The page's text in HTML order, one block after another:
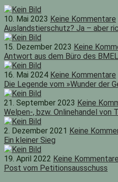
10. Mai 2023 Keine Kommentare
Auslandstierschutz? Ja – aber
15. Dezember 2023 Keine
Antwort aus dem Büro des BMEL
16. Mai 2024 Keine Kommentare
Die Legende vom »Wunder der
21. September 2023 Keine
Welpen-, bzw. Onlinehandel von
2. Dezember 2021 Keine
Ein kleiner Sieg
19. April 2022 Keine Kommentare
Post vom Petitionsausschuss